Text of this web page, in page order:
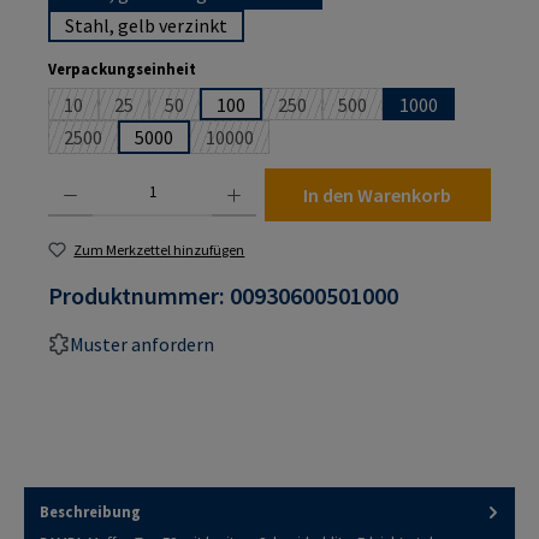
Stahl, gelb verzinkt
Verpackungseinheit
10(Diese Option ist zurzeit nicht verfügbar.)
25(Diese Option ist zurzeit nicht verfügbar.)
50(Diese Option ist zurzeit nicht verfügbar.)
100 250(Diese Option ist zurzeit nicht
500(Diese Option ist zurzeit
1000
2500(Diese Option ist zurzeit nicht verfügbar.)
5000 10000(Diese Option ist zurzeit nicht verfügbar.)
In den Warenkorb
Zum Merkzettel hinzufügen
Produktnummer: 00930600501000
Muster anfordern
Beschreibung